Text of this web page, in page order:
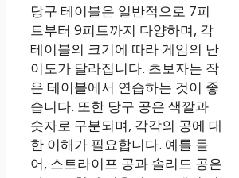
당구 테이블은 일반적으로 7피
트부터 9피트까지 다양하며, 각
테이블의 크기에 따라 게임의 난
이도가 달라집니다. 초보자는 작
은 테이블에서 연습하는 것이 좋
습니다. 또한 당구 공은 색깔과
숫자로 구분되며, 각각의 공에 대
한 이해가 필요합니다. 예를 들
어, 스트라이프 공과 솔리드 공은